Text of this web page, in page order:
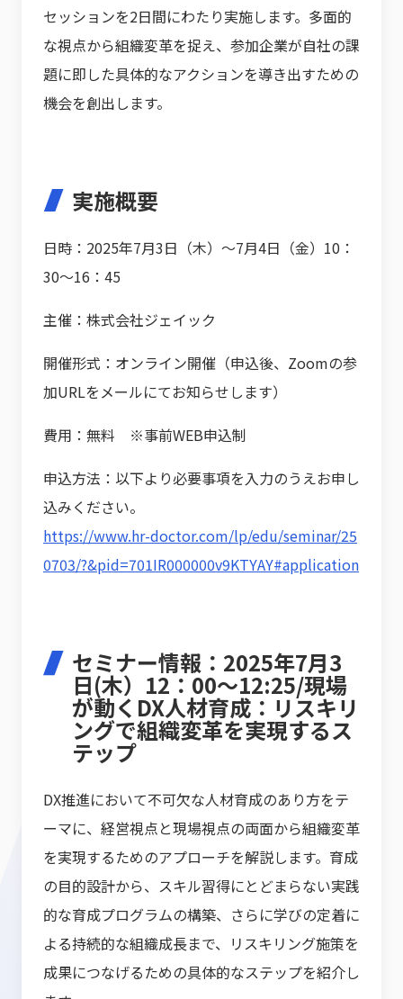
セッションを2日間にわたり実施します。多面的
な視点から組織変革を捉え、参加企業が自社の課
題に即した具体的なアクションを導き出すための
機会を創出します。
実施概要
日時：2025年7月3日（木）～7月4日（金）10：
30～16：45
主催：株式会社ジェイック
開催形式：オンライン開催（申込後、Zoomの参
加URLをメールにてお知らせします）
費用：無料 ※事前WEB申込制
申込方法：以下より必要事項を入力のうえお申し
込みください。
https://www.hr-doctor.com/lp/edu/seminar/25
0703/?&pid=701IR000000v9KTYAY#application
セミナー情報：2025年7月3
日(木）12：00～12:25/現場
が動くDX人材育成：リスキリ
ングで組織変革を実現するス
テップ
DX推進において不可欠な人材育成のあり方をテ
ーマに、経営視点と現場視点の両面から組織変革
を実現するためのアプローチを解説します。育成
の目的設計から、スキル習得にとどまらない実践
的な育成プログラムの構築、さらに学びの定着に
よる持続的な組織成長まで、リスキリング施策を
成果につなげるための具体的なステップを紹介し